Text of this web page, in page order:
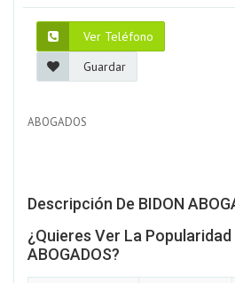
Ver Teléfono
Guardar
ABOGADOS
Descripción De BIDON
¿Quieres Ver La Popularidad
ABOGADOS?